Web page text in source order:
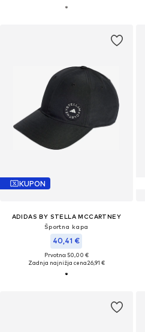
KUPON
ADIDAS BY STELLA MCCARTNEY
Športna kapa
40,41 €
Prvotno: 50,00 €
Zadnja najnižja cena26,91 €